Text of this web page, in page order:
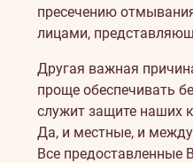
пресечению
лицами,
Другая важная
проще обеспечивать
служит защите наших
Да, и местные, и
Все предоставленные